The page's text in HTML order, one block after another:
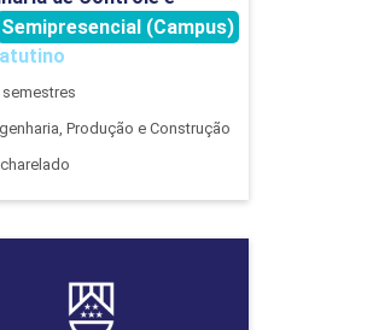
EM ENGENHARIA
45
Semipresencial (Campus)
semestres
Produção e Construção